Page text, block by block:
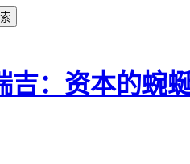
吉：资本的蜿